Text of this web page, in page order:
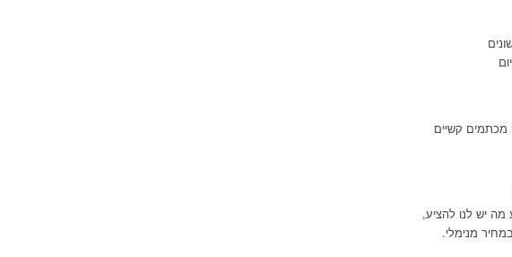
מכתמים קשיים
יש לנו להציע,